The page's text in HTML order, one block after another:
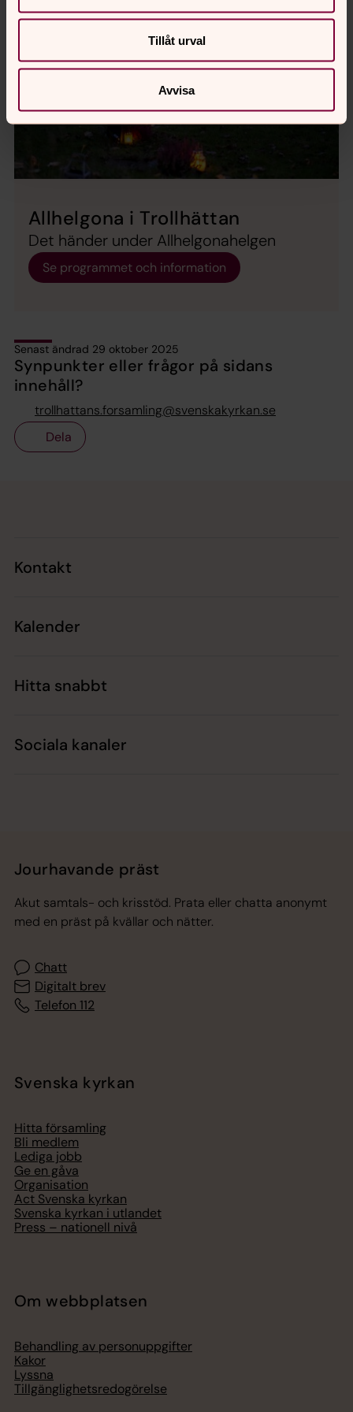
Tillåt urval
Avvisa
Allhelgona i Trollhättan
Det händer under Allhelgonahelgen
Se programmet och information
Senast ändrad 29 oktober 2025
Synpunkter eller frågor på sidans
innehåll?
trollhattans.forsamling@svenskakyrkan.se
Dela
Kontakt
Kalender
Hitta snabbt
Sociala kanaler
Jourhavande präst
Akut samtals- och krisstöd. Prata eller chatta anonymt
med en präst på kvällar och nätter.
Chatt
Digitalt brev
Telefon 112
Svenska kyrkan
Hitta församling
Bli medlem
Lediga jobb
Ge en gåva
Organisation
Act Svenska kyrkan
Svenska kyrkan i utlandet
Press – nationell nivå
Om webbplatsen
Behandling av personuppgifter
Kakor
Lyssna
Tillgänglighetsredogörelse